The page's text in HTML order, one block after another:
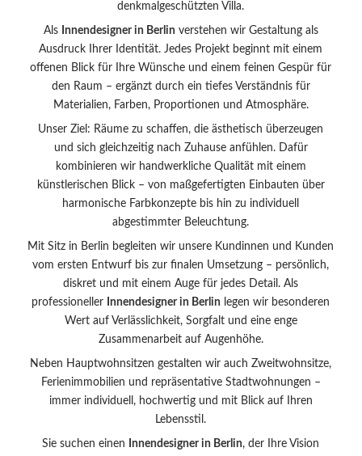
denkmalgeschützten Villa.
Als Innendesigner in Berlin verstehen wir Gestaltung als
Ausdruck Ihrer Identität. Jedes Projekt beginnt mit einem
offenen Blick für Ihre Wünsche und einem feinen Gespür für
den Raum – ergänzt durch ein tiefes Verständnis für
Materialien, Farben, Proportionen und Atmosphäre.
Unser Ziel: Räume zu schaffen, die ästhetisch überzeugen
und sich gleichzeitig nach Zuhause anfühlen. Dafür
kombinieren wir handwerkliche Qualität mit einem
künstlerischen Blick – von maßgefertigten Einbauten über
harmonische Farbkonzepte bis hin zu individuell
abgestimmter Beleuchtung.
Mit Sitz in Berlin begleiten wir unsere Kundinnen und Kunden
vom ersten Entwurf bis zur finalen Umsetzung – persönlich,
diskret und mit einem Auge für jedes Detail. Als
professioneller Innendesigner in Berlin legen wir besonderen
Wert auf Verlässlichkeit, Sorgfalt und eine enge
Zusammenarbeit auf Augenhöhe.
Neben Hauptwohnsitzen gestalten wir auch Zweitwohnsitze,
Ferienimmobilien und repräsentative Stadtwohnungen –
immer individuell, hochwertig und mit Blick auf Ihren
Lebensstil.
Sie suchen einen Innendesigner in Berlin, der Ihre Vision